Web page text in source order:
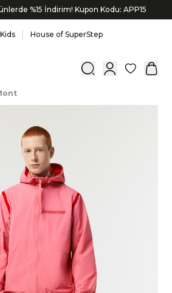
%15 İndirim! Kupon Kodu: APP15
House of SuperStep
0
ont